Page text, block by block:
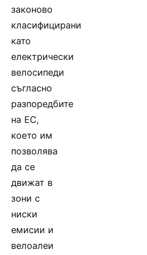
законово
класифицирани
като
електрически
велосипеди
съгласно
разпоредбите
на ЕС,
което им
позволява
да се
движат в
зони с
ниски
емисии и
велоалеи